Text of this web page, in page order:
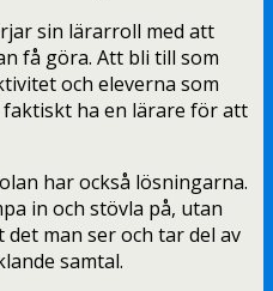
sin lärarroll med att
få göra. Att bli till som
och eleverna som
ha en lärare för att
har också lösningarna.
in och stövla på, utan
det man ser och tar del av
samtal.